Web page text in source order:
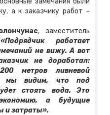
а к заказчику работ –
, заместитель
«Подрядчик работает
не вижу. А вот
не доработал:
метров ливневой
мы видим, что под
стоять вода. Это
а будущие
и затраты».